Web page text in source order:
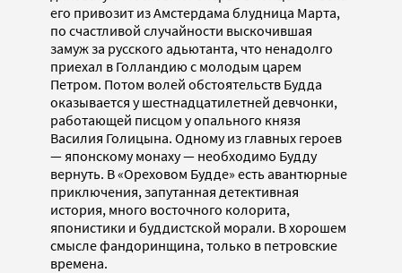
его привозит из Амстердама блудница Марта,
по счастливой случайности выскочившая
замуж за русского адьютанта, что ненадолго
приехал в Голландию с молодым царем
Петром. Потом волей обстоятельств Будда
оказывается у шестнадцатилетней девчонки,
работающей писцом у опального князя
Василия Голицына. Одному из главных героев
— японскому монаху — необходимо Будду
вернуть. В «Ореховом Будде» есть авантюрные
приключения, запутанная детективная
история, много восточного колорита,
японистики и буддистской морали. В хорошем
смысле фандоринщина, только в петровские
времена.